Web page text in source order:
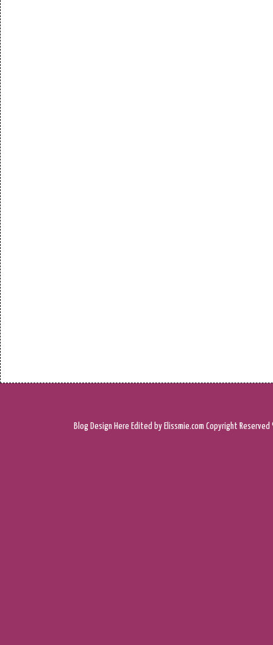
Blog Design Here Edited by Elissmie.com Copyright Reserved